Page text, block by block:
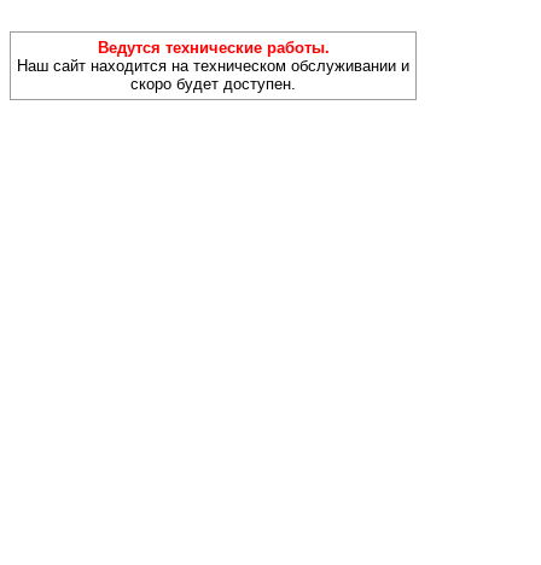
Ведутся технические работы.
Наш сайт находится на техническом обслуживании и
скоро будет доступен.